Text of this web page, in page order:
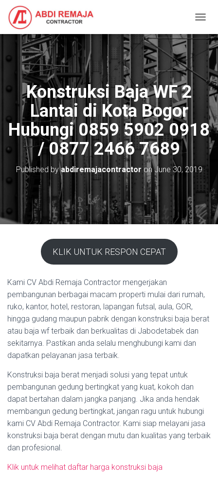
O
N
A
T
Konstruksi Baja WF 2
Lantai di Kota Bogor
Hubungi 0859 5902 0918
/ 0877 2466 7689
Published byabdiremajacontractor onJune 30, 2019
KLIK UNTUK RESPON CEPAT
Kami CV Abdi Remaja Contractor mengerjakan
pembangunan berbagai macam properti mulai dari rumah,
ruko, kantor, hotel, restoran, lapangan futsal, aula, GOR,
hingga gudang maupun pabrik dengan konstruksi baja berat
atau baja wf terbaik dan berkualitas di Jabodetabek dan
sekitarnya. Pastikan anda selalu menghubungi kami dan
dapatkan pelayanan jasa terbaik.
Konstruksi baja berat menjadi solusi yang tepat untuk
pembangunan gedung bertingkat yang kuat, kokoh dan
dapat bertahan dalam jangka panjang. Jika anda hendak
membangun gedung bertingkat, jangan ragu untuk hubungi
kami CV Abdi Remaja Contractor. Kami siap melayani jasa
konstruksi baja berat dengan mutu dan kualitas yang terbaik
dan profesional.
Klik untuk melihat daftar harga konstruksi baja